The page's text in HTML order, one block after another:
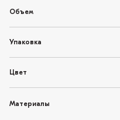
Объем
Упаковка
Цвет
Материалы